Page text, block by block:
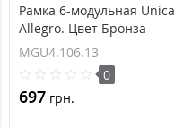
Рамка 6-модульная Unica
Allegro. Цвет Бронза
MGU4.106.13
MGU4.106.13
0
697 грн.